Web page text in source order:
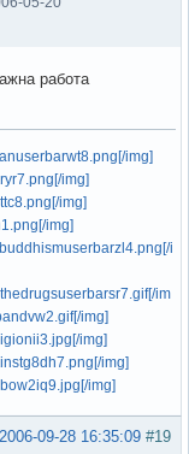
работа
img]
img]
img]
img]
i
im
img]
img]
img]
img]
#19
2006-09-28 16:35:09